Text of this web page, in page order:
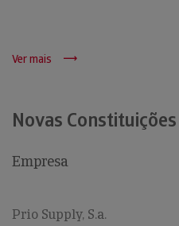
Ver mais
Novas Constituições
Empresa
Prio Supply, S.a.